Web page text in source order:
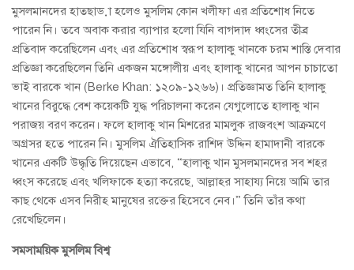
মুসলমানদের হাতছাড়া হলেও মুসলিম কোন খলীফা এর প্রতিশোধ নিতে
পারেন নি। তবে অবাক করার ব্যাপার হলো যিনি বাগদাদ ধ্বংসের তীব্র
প্রতিবাদ করেছিলেন এবং এর প্রতিশোধ স্বরূপ হালাকু খানকে চরম শাস্তি দেবার
প্রতিজ্ঞা করেছিলেন তিনি একজন মঙ্গোলীয় এবং হালাকু খানের আপন চাচাতো
ভাই বারকে খান (Berke Khan: ১২০৯-১২৬৬)। প্রতিজ্ঞামত তিনি হালাকু
খানের বিরুদ্ধে বেশ কয়েকটি যুদ্ধ পরিচালনা করেন যেগুলোতে হালাকু খান
পরাজয় বরণ করেন। ফলে হালাকু খান মিশরের মামলুক রাজবংশ আক্রমণে
অগ্রসর হতে পারেন নি। মুসলিম ঐতিহাসিক রাশিদ উদ্দিন হামাদানী বারকে
খানের একটি উদ্ধৃতি দিয়েছেন এভাবে, “হালাকু খান মুসলমানদের সব শহর
ধ্বংস করেছে এবং খলিফাকে হত্যা করেছে, আল্লাহর সাহায্য নিয়ে আমি তার
কাছ থেকে এসব নিরীহ মানুষের রক্তের হিসেবে নেব।” তিনি তাঁর কথা
রেখেছিলেন।
সমসাময়িক মুসলিম বিশ্ব